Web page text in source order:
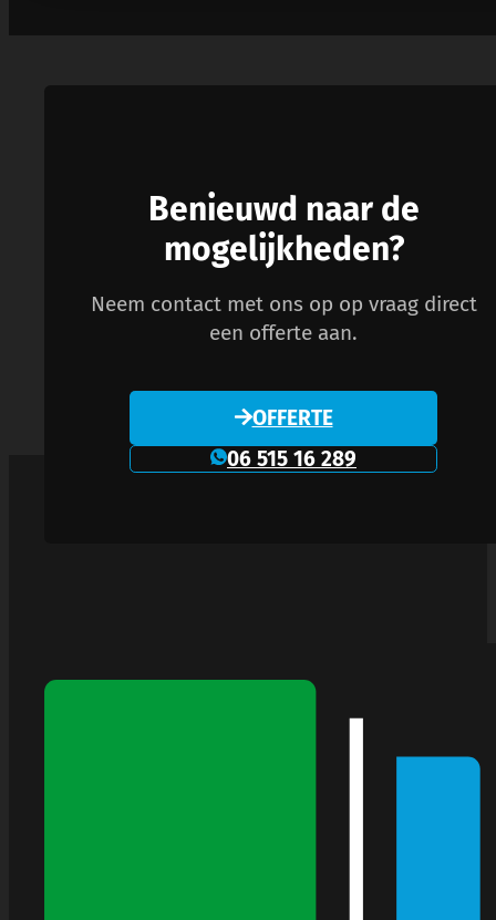
Benieuwd naar de
mogelijkheden?
Neem contact met ons op op vraag direct
een offerte aan.
OFFERTE
06 515 16 289